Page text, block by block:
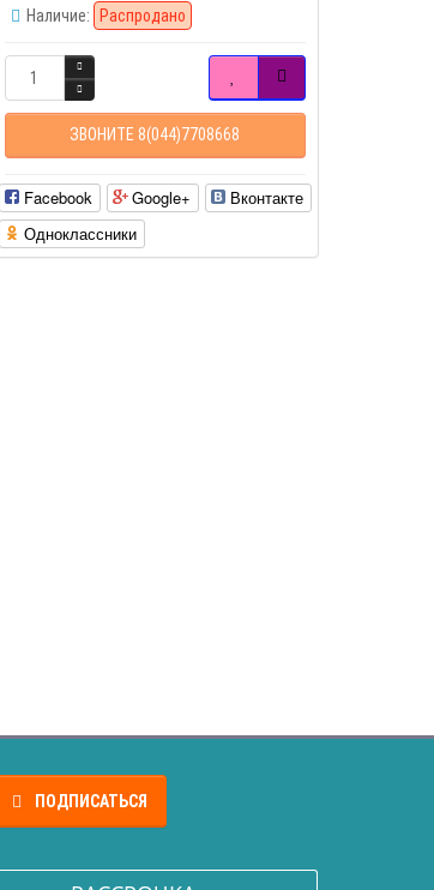
Наличие: Распродано
ЗВОНИТЕ 8(044)7708668
Facebook Google+
Вконтакте
Одноклассники
ПОДПИСАТЬСЯ